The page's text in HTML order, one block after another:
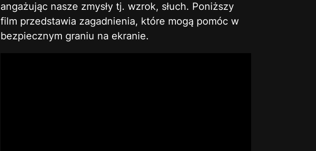
angażując nasze zmysły tj. wzrok, słuch. Poniższy
film przedstawia zagadnienia, które mogą pomóc w
bezpiecznym graniu na ekranie.